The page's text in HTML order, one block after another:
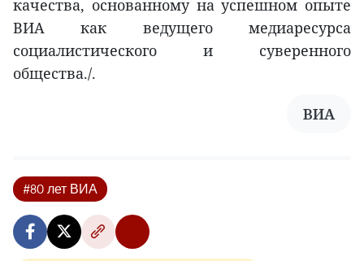
качества, основанному на успешном опыте
ВИА как ведущего медиаресурса
социалистического и суверенного
общества./.
ВИА
#80 лет ВИА